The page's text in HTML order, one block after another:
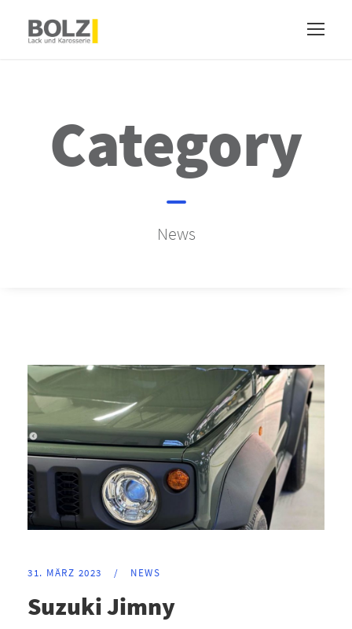
Category
News
31. MÄRZ 2023 / NEWS
Suzuki Jimny